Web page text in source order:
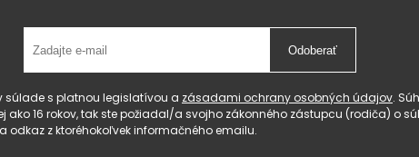
Odoberať
súlade s platnou legislatívou a zásadami ochrany osobných údajov.
ako 16 rokov, tak ste požiadal/a svojho zákonného zástupcu (rodiča) o
odkaz z ktoréhokoľvek informačného emailu.